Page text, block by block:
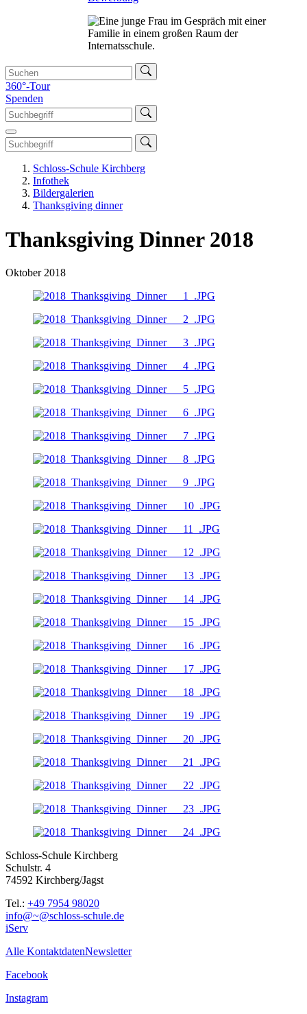
360°-Tour
Spenden
Schloss-Schule Kirchberg
Infothek
Bildergalerien
Thanksgiving dinner
Thanksgiving Dinner 2018
Oktober 2018
Schloss-Schule Kirchberg
Schulstr. 4
74592 Kirchberg/Jagst
Tel.: +49 7954 98020
info@~@schloss-schule.de
iServ
Alle KontaktdatenNewsletter
Facebook
Instagram